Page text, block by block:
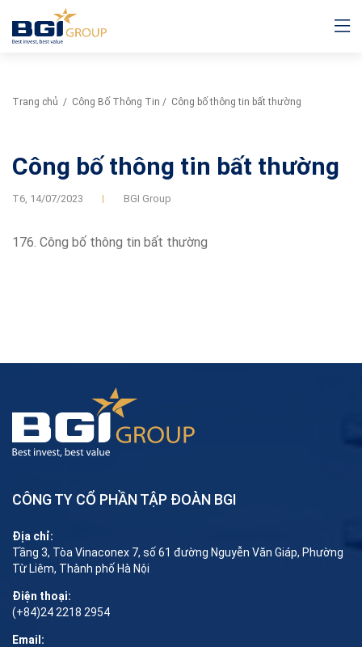
Trang chủ / Công Bố Thông Tin / Công bố thông tin bất thường
Công bố thông tin bất thường
T6, 14/07/2023 BGI Group
176. Công bố thông tin bất thường
CÔNG TY CỔ PHẦN TẬP ĐOÀN BGI
Địa chỉ:
Tầng 3, Tòa Vinaconex 7, số 61 đường Nguyễn Văn Giáp, Phường
Từ Liêm, Thành phố Hà Nội
Điện thoại:
(+84)24 2218 2954
Email: